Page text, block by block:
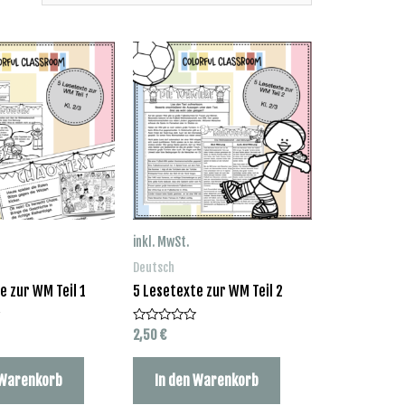
zur WM Teil 1
inkl. MwSt.
Deutsch
5 Lesetexte zur WM Teil 2
Bewertet
mit
0
2,50€
In den Warenkorb